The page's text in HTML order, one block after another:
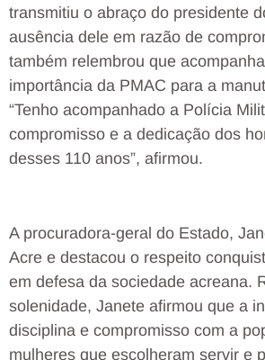
transmitiu o abraço do presidente
ausência dele em razão de
também relembrou que
importância da PMAC para a
“Tenho acompanhado a Polícia
compromisso e a dedicação dos
desses 110 anos”, afirmou.
A procuradora-geral do Estado,
Acre e destacou o respeito
em defesa da sociedade acreana.
solenidade, Janete afirmou que a
disciplina e compromisso com a
mulheres que escolheram servir e